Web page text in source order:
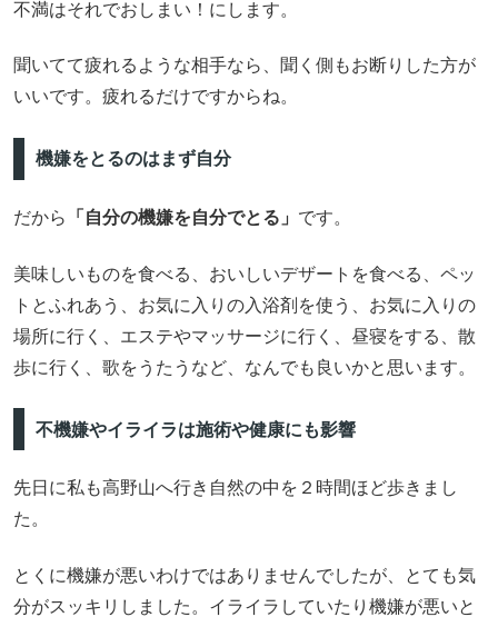
不満はそれでおしまい！にします。
聞いてて疲れるような相手なら、聞く側もお断りした方が
いいです。疲れるだけですからね。
機嫌をとるのはまず自分
だから 「自分の機嫌を自分でとる」 です。
美味しいものを食べる、おいしいデザートを食べる、ペッ
トとふれあう、お気に入りの入浴剤を使う、お気に入りの
場所に行く、エステやマッサージに行く、昼寝をする、散
歩に行く、歌をうたうなど、なんでも良いかと思います。
不機嫌やイライラは施術や健康にも影響
先日に私も高野山へ行き自然の中を２時間ほど歩きまし
た。
とくに機嫌が悪いわけではありませんでしたが、とても気
分がスッキリしました。イライラしていたり機嫌が悪いと